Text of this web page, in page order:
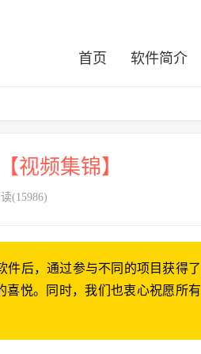
首页 软件简介
【视频集锦】
(15986)
件后，通过参与不同的项目获得了
喜悦。同时，我们也衷心祝愿所有